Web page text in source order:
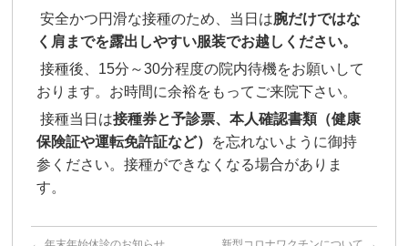
安全かつ円滑な接種のため、当日は腕だけではな
く 肩までを露出しやすい服装でお越しください。
接種後、15分～30分程度の院内待機をお願いして
おります。お時間に余裕をもってご来院下さい。
接種当日は接種券と予診票、本人確認書類（健康
保険証や運転免許証など） を忘れないように御持
参ください。接種ができなくなる場合がありま
す。